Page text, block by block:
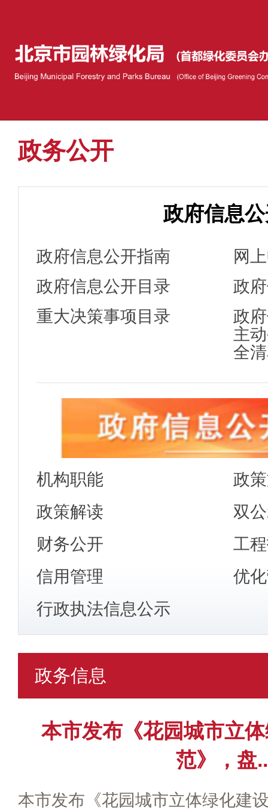
政务公开
政府信息
政府信息公开指南
网
政府信息公开目录
政
重大决策事项目录
政
主
全
机构职能
政
政策解读
双
财务公开
工
信用管理
优
行政执法信息公示
政务信息
本市发布《花园城市立
范》，盘
本市发布《花园城市立体绿化建